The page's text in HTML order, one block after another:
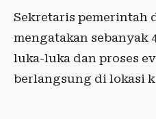
Sekretaris pemerintah
mengatakan sebanyak
luka-luka dan proses
berlangsung di lokasi